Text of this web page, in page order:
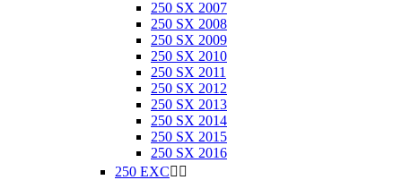
250 SX 2007
250 SX 2008
250 SX 2009
250 SX 2010
250 SX 2011
250 SX 2012
250 SX 2013
250 SX 2014
250 SX 2015
250 SX 2016
250 EXC 